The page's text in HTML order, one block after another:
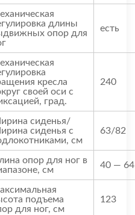
длины
опор для
есть
кресла
своей оси с
град.
240
сиденья/
сиденья с
см
63/82
опор для ног в
см
40 — 64
подъема
для ног, см
123